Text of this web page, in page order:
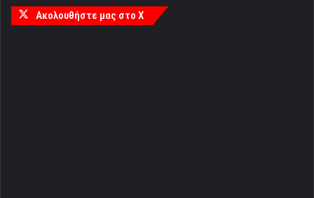
Ακολουθήστε μας στο X